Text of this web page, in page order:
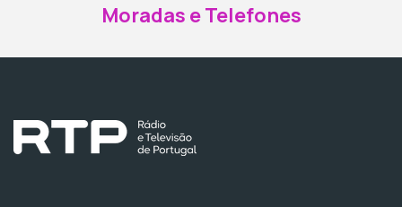
Moradas e Telefones